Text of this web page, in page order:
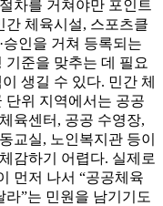
차를 거쳐야만 포인트
간 체육시설, 스포츠클
인을 거쳐 등록되는
기준을 맞추는 데 필요
생길 수 있다. 민간 체
단위 지역에서는 공공
육센터, 공공 수영장,
교실, 노인복지관 등이
감하기 어렵다. 실제로
먼저 나서 “공공체육
”는 민원을 남기기도